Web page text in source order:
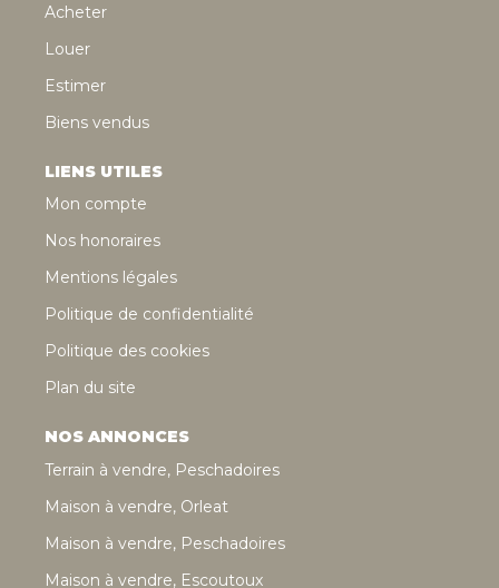
Acheter
Louer
Estimer
Biens vendus
LIENS UTILES
Mon compte
Nos honoraires
Mentions légales
Politique de confidentialité
Politique des cookies
Plan du site
NOS ANNONCES
Terrain à vendre, Peschadoires
Maison à vendre, Orleat
Maison à vendre, Peschadoires
Maison à vendre, Escoutoux